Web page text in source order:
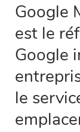
Google
est le
Google
le